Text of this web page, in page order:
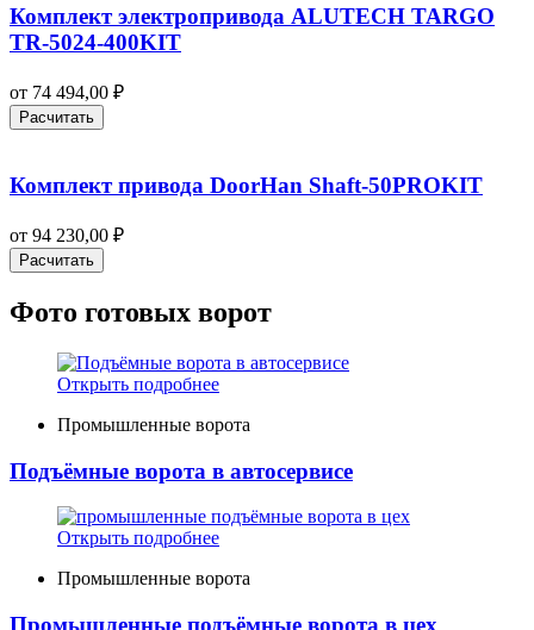
Комплект электропривода ALUTECH TARGO
TR-5024-400KIT
от 74 494,00 ₽
Расчитать
Комплект привода DoorHan Shaft-50PROKIT
от 94 230,00 ₽
Расчитать
Фото готовых ворот
Открыть подробнее
Промышленные ворота
Подъёмные ворота в автосервисе
Открыть подробнее
Промышленные ворота
Промышленные подъёмные ворота в цех